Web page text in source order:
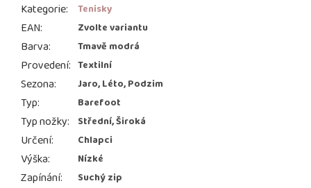
Kategorie: Tenisky
EAN: Zvolte variantu
Barva: Tmavě modrá
Provedení: Textilní
Sezona: Jaro, Léto, Podzim
Typ: Barefoot
Typ nožky: Střední, Široká
Určení: Chlapci
Výška: Nízké
Zapínání: Suchý zip